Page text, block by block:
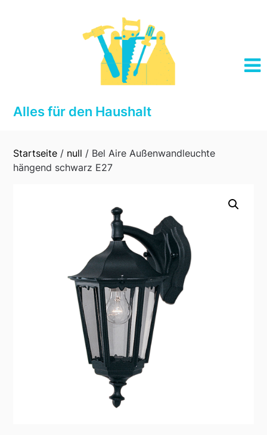
Alles für den Haushalt
Startseite / null / Bel Aire Außenwandleuchte
hängend schwarz E27